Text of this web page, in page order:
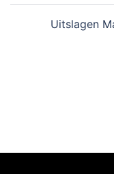
Uitslagen